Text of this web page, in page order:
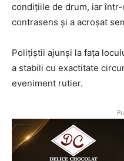
condițiile de drum, iar
contrasens și a acroșat
Polițiștii ajunși la fața
a stabili cu exactitate
eveniment rutier.